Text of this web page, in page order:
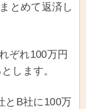
とめて返済し
ぞれ100万円
します。
とB社に100万